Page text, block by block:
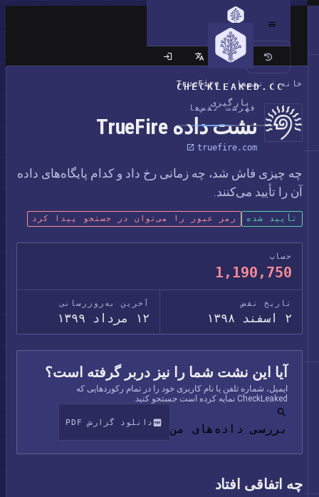
CHECKLEAKED.CC
بارگیری
سایت کلاسیک
خانه / نقض‌ها /
TrueFire
فهرست نقض‌ها
نشت داده TrueFire
truefire.com
چه چیزی فاش شد، چه زمانی رخ داد و کدام پایگاه‌های داده
آن را تأیید می‌کنند.
تأیید شده رمز عبور را می‌توان در جستجو پیدا کرد
حساب
1,190,750
تاریخ نقض آخرین به‌روزرسانی
۱۲ مرداد ۱۳۹۹
آیا این نشت شما را نیز دربر گرفته است؟
ایمیل، شماره تلفن یا نام کاربری خود را در تمام رکوردهایی که
CheckLeaked نمایه کرده است جستجو کنید.
بررسی داده‌های من دانلود گزارش PDF
چه اتفاقی افتاد